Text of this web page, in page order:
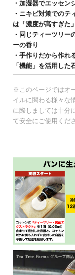
・加湿器でエッセン
・ニキビ対策での
は「濃度が高すぎた
・同じティーツリー
ーの香り
・手作りだから作れ
「機能」を活用した
※このページではオ
イルに関わる様々な
に際しましては十分
て安全にご使用くだ